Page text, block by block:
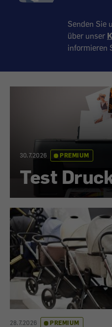
Senden Sie
über unser
informieren
30.7.2026 PREMIUM
Test
28.7.2026 PREMIUM